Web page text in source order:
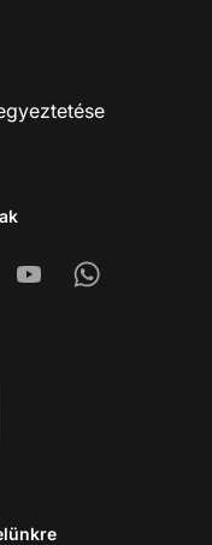
YoutubeWhatsapp